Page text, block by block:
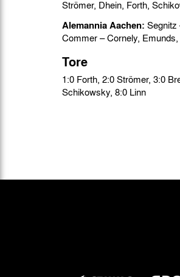
Strömer, Dhein, Forth,
Alemannia Aachen: Segnitz
Commer – Cornely,
Tore
1:0 Forth, 2:0 Strömer, 3:0 Brewer I, 4:0 Forth, 5:0 Dhein, 6:0 Dhein, 7:0
Schikowsky, 8:0 Linn